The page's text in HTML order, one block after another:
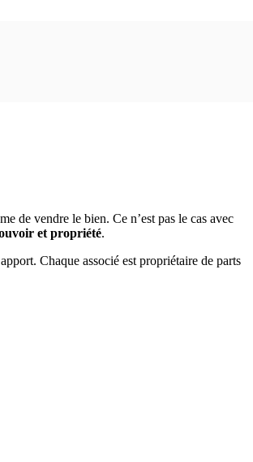
de vendre le bien. Ce n’est pas le cas avec
et propriété.
Chaque associé est propriétaire de parts